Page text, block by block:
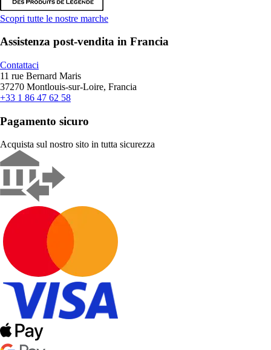
Scopri tutte le nostre marche
Assistenza post-vendita in Francia
Contattaci
11 rue Bernard Maris
37270 Montlouis-sur-Loire, Francia
+33 1 86 47 62 58
Pagamento sicuro
Acquista sul nostro sito in tutta sicurezza